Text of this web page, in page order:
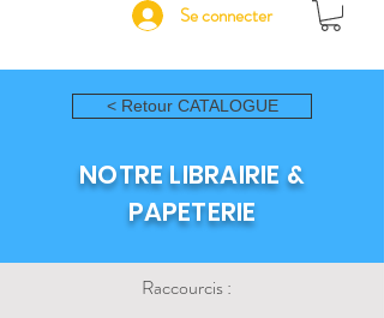
Se connecter
< Retour CATALOGUE
NOTRE LIBRAIRIE &
PAPETERIE
Raccourcis :